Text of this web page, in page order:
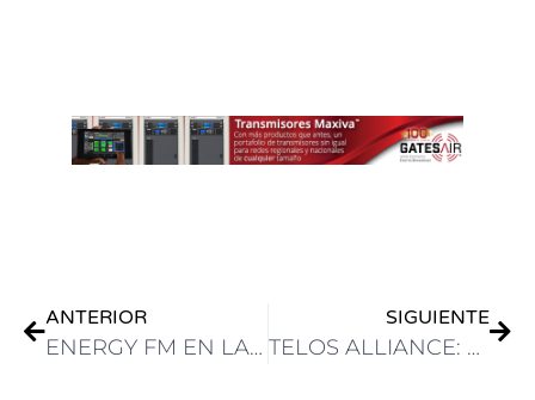
ANTERIOR
ENERGY FM EN LA ISLA DE MAN SELECCIONA AEQ FORUM IP SPLIT PARA SU ESTUDIO PRINCIPAL
SIGUIENTE
TELOS ALLIANCE: REVOLUCIONANDO LA RADIO